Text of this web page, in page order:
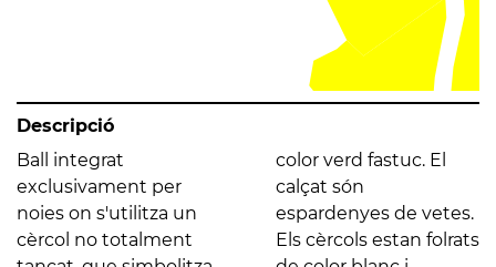
Descripció
Ball integrat
exclusivament per
noies on s'utilitza un
cèrcol no totalment
color verd fastuc. El
calçat són
espardenyes de vetes.
Els cèrcols estan folrats